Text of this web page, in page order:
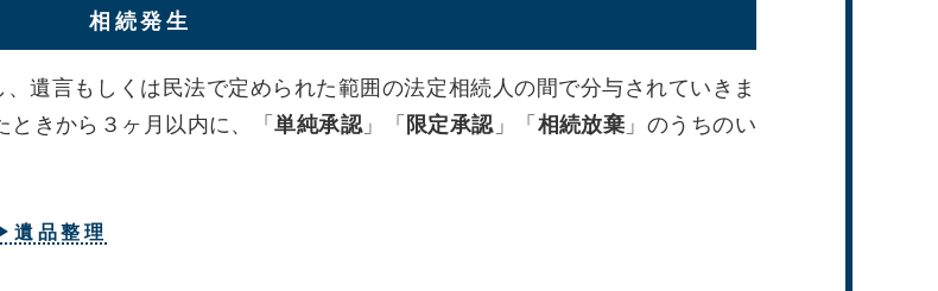
相続発生
遺言もしくは民法で定められた範囲の法定相続人の間で分与されていきま
ときから３ヶ月以内に、「単純承認」「 限定承認」「 相続放棄 」のうちのい
遺品整理